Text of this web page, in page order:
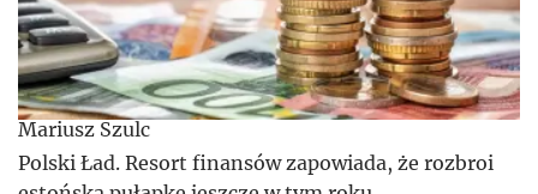
Mariusz Szulc
Polski Ład. Resort finansów zapowiada, że rozbroi